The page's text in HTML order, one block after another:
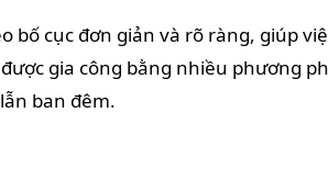
cục đơn giản và rõ ràng, giúp
gia công bằng nhiều phương
ban đêm.